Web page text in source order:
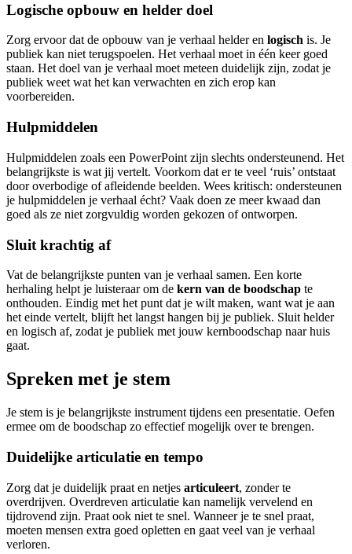
Logische opbouw en helder doel
Zorg ervoor dat de opbouw van je verhaal helder en logisch is. Je
publiek kan niet terugspoelen. Het verhaal moet in één keer goed
staan. Het doel van je verhaal moet meteen duidelijk zijn, zodat je
publiek weet wat het kan verwachten en zich erop kan
voorbereiden.
Hulpmiddelen
Hulpmiddelen zoals een PowerPoint zijn slechts ondersteunend. Het
belangrijkste is wat jij vertelt. Voorkom dat er te veel ‘ruis’ ontstaat
door overbodige of afleidende beelden. Wees kritisch: ondersteunen
je hulpmiddelen je verhaal écht? Vaak doen ze meer kwaad dan
goed als ze niet zorgvuldig worden gekozen of ontworpen.
Sluit krachtig af
Vat de belangrijkste punten van je verhaal samen. Een korte
herhaling helpt je luisteraar om de kern van de boodschap te
onthouden. Eindig met het punt dat je wilt maken, want wat je aan
het einde vertelt, blijft het langst hangen bij je publiek. Sluit helder
en logisch af, zodat je publiek met jouw kernboodschap naar huis
gaat.
Spreken met je stem
Je stem is je belangrijkste instrument tijdens een presentatie. Oefen
ermee om de boodschap zo effectief mogelijk over te brengen.
Duidelijke articulatie en tempo
Zorg dat je duidelijk praat en netjes articuleert, zonder te
overdrijven. Overdreven articulatie kan namelijk vervelend en
tijdrovend zijn. Praat ook niet te snel. Wanneer je te snel praat,
moeten mensen extra goed opletten en gaat veel van je verhaal
verloren.